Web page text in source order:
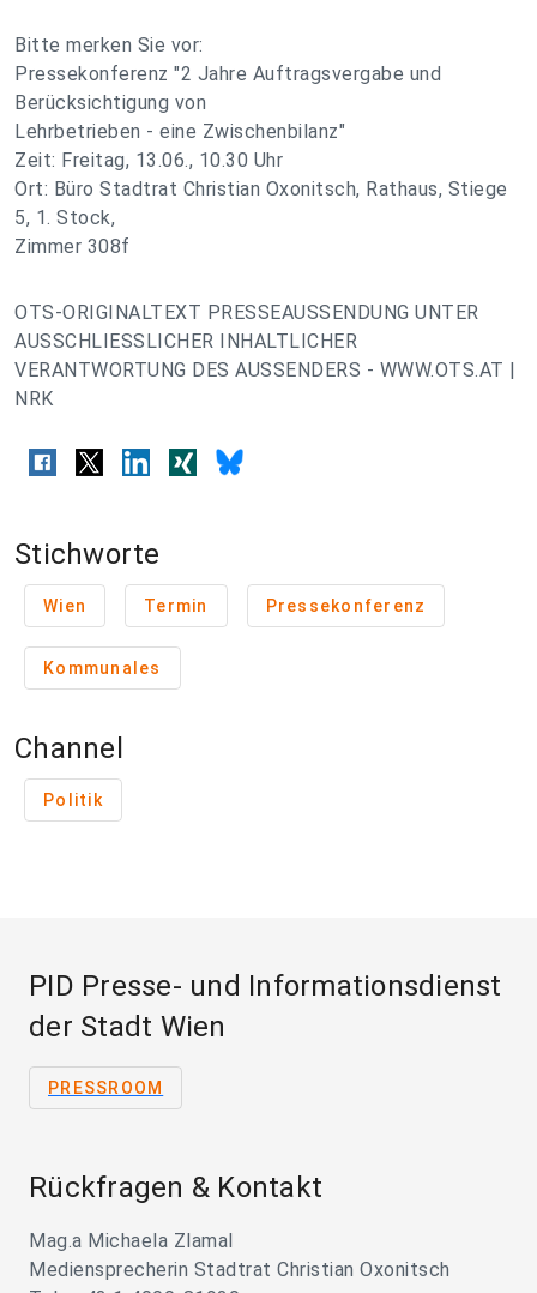
Bitte merken Sie vor:
Pressekonferenz "2 Jahre Auftragsvergabe und
Berücksichtigung von
Lehrbetrieben - eine Zwischenbilanz"
Zeit: Freitag, 13.06., 10.30 Uhr
Ort: Büro Stadtrat Christian Oxonitsch, Rathaus, Stiege
5, 1. Stock,
Zimmer 308f
OTS-ORIGINALTEXT PRESSEAUSSENDUNG UNTER
AUSSCHLIESSLICHER INHALTLICHER
VERANTWORTUNG DES AUSSENDERS - WWW.OTS.AT |
NRK
Stichworte
Wien Termin Pressekonferenz
Kommunales
Channel
Politik
PID Presse- und Informationsdienst
der Stadt Wien
PRESSROOM
Rückfragen & Kontakt
Mag.a Michaela Zlamal
Mediensprecherin Stadtrat Christian Oxonitsch